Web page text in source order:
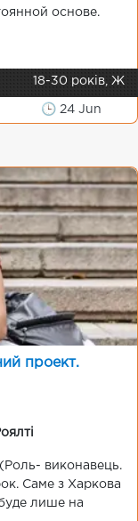
основе.
18-30 років, Ж
🕒 24 Jun
проект.
виконавець.
Саме з Харкова
лише на